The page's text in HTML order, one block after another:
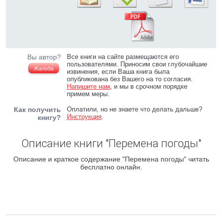
Вы автор?
Жалоба
Все книги на сайте размещаются его
пользователями. Приносим свои глубочайшие
извинения, если Ваша книга была
опубликована без Вашего на то согласия.
Напишите нам, и мы в срочном порядке
примем меры.
Как получить
книгу?
Оплатили, но не знаете что делать дальше?
Инструкция.
Описание книги "Перемена погоды"
Описание и краткое содержание "Перемена погоды" читать
бесплатно онлайн.